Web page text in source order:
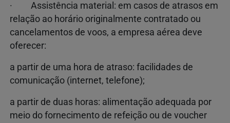
· Assistência material: em casos de atrasos em
relação ao horário originalmente contratado ou
cancelamentos de voos, a empresa aérea deve
oferecer:
a partir de uma hora de atraso: facilidades de
comunicação (internet, telefone);
a partir de duas horas: alimentação adequada por
meio do fornecimento de refeição ou de voucher